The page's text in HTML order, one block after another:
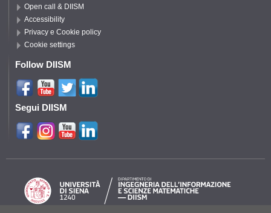
Open call & DIISM
Accessibility
Privacy e Cookie policy
Cookie settings
Follow DIISM
Segui DIISM